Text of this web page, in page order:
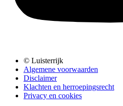
© Luisterrijk
Algemene voorwaarden
Disclaimer
Klachten en herroepingsrecht
Privacy en cookies